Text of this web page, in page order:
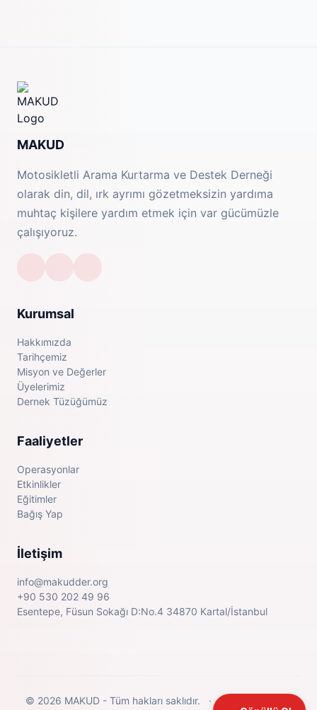
MAKUD
Motosikletli Arama Kurtarma ve Destek Derneği
olarak din, dil, ırk ayrımı gözetmeksizin yardıma
muhtaç kişilere yardım etmek için var gücümüzle
çalışıyoruz.
Kurumsal
Hakkımızda
Tarihçemiz
Misyon ve Değerler
Üyelerimiz
Dernek Tüzüğümüz
Faaliyetler
Operasyonlar
Etkinlikler
Eğitimler
Bağış Yap
İletişim
info@makudder.org
+90 530 202 49 96
Esentepe, Füsun Sokağı D:No.4 34870 Kartal/İstanbul
© 2026 MAKUD - Tüm hakları saklıdır. · Gizlilik Politikası